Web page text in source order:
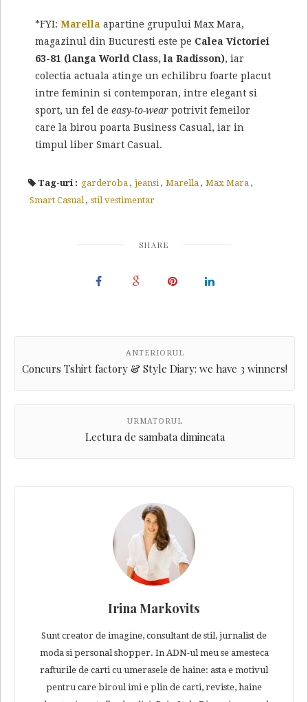
*FYI: Marella apartine grupului Max Mara,
magazinul din Bucuresti este pe Calea Victoriei
63-81 (langa World Class, la Radisson), iar
colectia actuala atinge un echilibru foarte placut
intre feminin si contemporan, intre elegant si
sport, un fel de easy-to-wear potrivit femeilor
care la birou poarta Business Casual, iar in
timpul liber Smart Casual.
Tag-uri : garderoba , jeansi , Marella , Max Mara ,
Smart Casual , stil vestimentar
SHARE
ANTERIORUL
Concurs Tshirt factory & Style Diary: we have 3 winners!
URMATORUL
Lectura de sambata dimineata
Irina Markovits
Sunt creator de imagine, consultant de stil, jurnalist de
moda si personal shopper. In ADN-ul meu se amesteca
rafturile de carti cu umerasele de haine: asta e motivul
pentru care biroul imi e plin de carti, reviste, haine